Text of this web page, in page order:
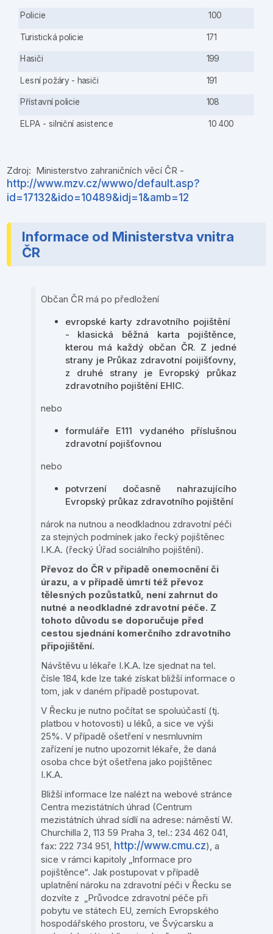
Policie 100
Turistická policie 171
Hasiči 199
Lesní požáry - hasiči 191
Přístavní policie 108
ELPA - silniční asistence 10 400
Zdroj: Ministerstvo zahraničních věcí ČR -
http://www.mzv.cz/wwwo/default.asp?
id=17132&ido=10489&idj=1&amb=12
Informace od Ministerstva vnitra
ČR
Občan ČR má po předložení
evropské karty zdravotního pojištění
- klasická běžná karta pojištěnce,
kterou má každý občan ČR. Z jedné
strany je Průkaz zdravotní poijišťovny,
z druhé strany je Evropský průkaz
zdravotního pojištění EHIC.
nebo
formuláře E111 vydaného příslušnou
zdravotní pojišťovnou
nebo
potvrzení dočasně nahrazujícího
Evropský průkaz zdravotního pojištění
nárok na nutnou a neodkladnou zdravotní péči
za stejných podmínek jako řecký pojištěnec
I.K.A. (řecký Úřad sociálního pojištění).
Převoz do ČR v případě onemocnění či
úrazu, a v případě úmrtí též převoz
tělesných pozůstatků, není zahrnut do
nutné a neodkladné zdravotní péče. Z
tohoto důvodu se doporučuje před
cestou sjednání komerčního zdravotního
připojištění.
Návštěvu u lékaře I.K.A. lze sjednat na tel.
čísle 184, kde lze také získat bližší informace o
tom, jak v daném případě postupovat.
V Řecku je nutno počítat se spoluúčastí (tj.
platbou v hotovosti) u léků, a sice ve výši
25%. V případě ošetření v nesmluvním
zařízení je nutno upozornit lékaře, že daná
osoba chce být ošetřena jako pojištěnec
I.K.A.
Bližší informace lze nalézt na webové stránce
Centra mezistátních úhrad (Centrum
mezistátních úhrad sídlí na adrese: náměstí W.
Churchilla 2, 113 59 Praha 3, tel.: 234 462 041,
fax: 222 734 951, http://www.cmu.cz), a
sice v rámci kapitoly „Informace pro
pojištěnce“. Jak postupovat v případě
uplatnění nároku na zdravotní péči v Řecku se
dozvíte z „Průvodce zdravotní péče při
pobytu ve státech EU, zemích Evropského
hospodářského prostoru, ve Švýcarsku a